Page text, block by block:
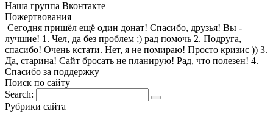
Наша группа Вконтакте
Пожертвования
Сегодня пришёл ещё один донат! Спасибо, друзья! Вы -
лучшие! 1. Чел, да без проблем ;) рад помочь 2. Подруга,
спасибо! Очень кстати. Нет, я не помираю! Просто кризис )) 3.
Да, старина! Сайт бросать не планирую! Рад, что полезен! 4.
Спасибо за поддержку
Поиск по сайту
Search:
Рубрики сайта